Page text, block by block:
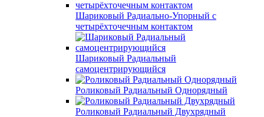
Шариковый Радиально-Упорный с
четырёхточечным контактом
Шариковый Радиальный
самоцентрирующийся
Роликовый Радиальный Однорядный
Роликовый Радиальный Двухрядный